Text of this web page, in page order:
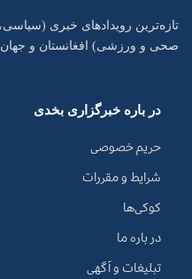
تازه‌ترین رویدادهای خبری
صحی و ورزشی) افغانستان و جهان
در باره خبرگزاری بخدی
حریم خصوصی
شرایط و مقررات
کوکی‌ها
در باره ما
تبلیغات و آگهی